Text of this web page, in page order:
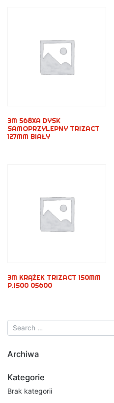
3M 568XA DYSK
SAMOPRZYLEPNY TRIZACT
127MM BIAŁY
3M KRĄŻEK TRIZACT 150MM
P.1500 05600
Archiwa
Kategorie
Brak kategorii